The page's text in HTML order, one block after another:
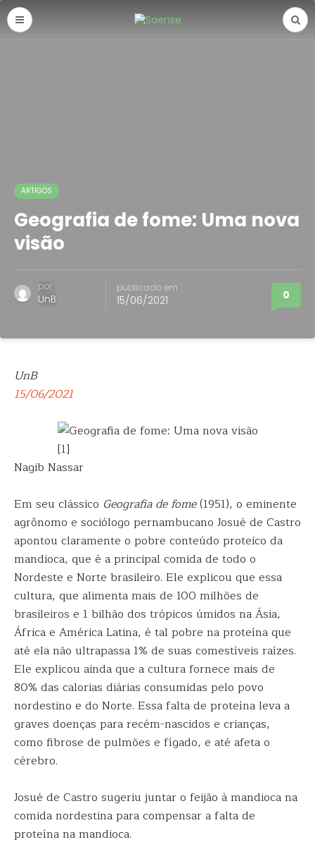
ARTIGOS
Geografia de fome: Uma nova
visão
por
UnB
publicado em
15/06/2021 0
UnB
15/06/2021
[1]
Nagib Nassar
Em seu clássico Geografia de fome(1951), o eminente
agrônomo e sociólogo pernambucano Josué de Castro
apontou claramente o pobre conteúdo proteico da
mandioca, que é a principal comida de todo o
Nordeste e Norte brasileiro. Ele explicou que essa
cultura, que alimenta mais de 100 milhões de
brasileiros e 1 bilhão dos trópicos úmidos na Ásia,
África e América Latina, é tal pobre na proteína que
até ela não ultrapassa 1% de suas comestíveis raízes.
Ele explicou ainda que a cultura fornece mais de
80% das calorias diárias consumidas pelo povo
nordestino e do Norte. Essa falta de proteína leva a
graves doenças para recém-nascidos e crianças,
como fibrose de pulmões e fígado, e até afeta o
cérebro.
Josué de Castro sugeriu juntar o feijão à mandioca na
comida nordestina para compensar a falta de
proteína na mandioca.